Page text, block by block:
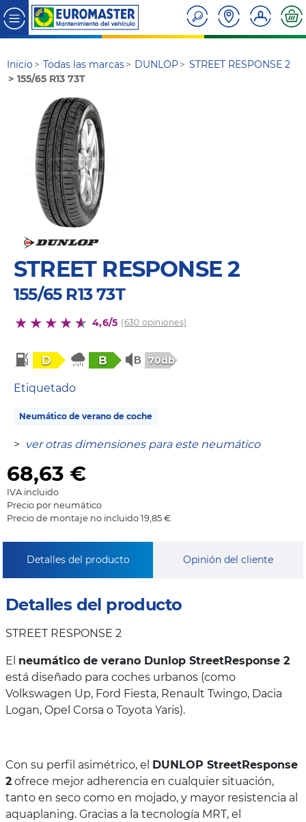
Inicio Todas las marcas DUNLOP
STREET RESPONSE 2
155/65 R13 73T
STREET RESPONSE 2
155/65 R13 73T
4,6/5 (630 opiniones)
D B 70db
Etiquetado
Neumático de verano de coche
> ver otras dimensiones para este neumático
68,63 €
IVA incluido
Precio por neumático
Precio de montaje no incluido 19,85 €
Detalles del producto Opinión del cliente
Detalles del producto
STREET RESPONSE 2
El neumático de verano Dunlop StreetResponse 2
está diseñado para coches urbanos (como
Volkswagen Up, Ford Fiesta, Renault Twingo, Dacia
Logan, Opel Corsa o Toyota Yaris).
Con su perfil asimétrico, el DUNLOP StreetResponse
2 ofrece mejor adherencia en cualquier situación,
tanto en seco como en mojado, y mayor resistencia al
aquaplaning. Gracias a la tecnología MRT, el